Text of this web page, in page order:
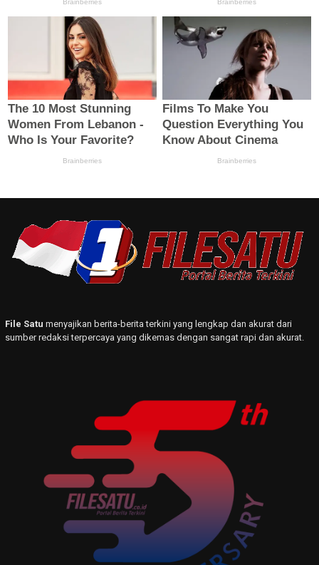
File Satu menyajikan berita-berita terkini yang lengkap dan akurat dari
sumber redaksi terpercaya yang dikemas dengan sangat rapi dan akurat.